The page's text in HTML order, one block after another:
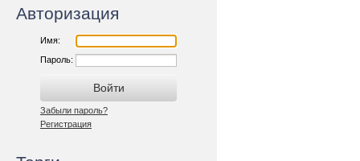
Авторизация
Имя:
Пароль:
Забыли пароль?
Регистрация